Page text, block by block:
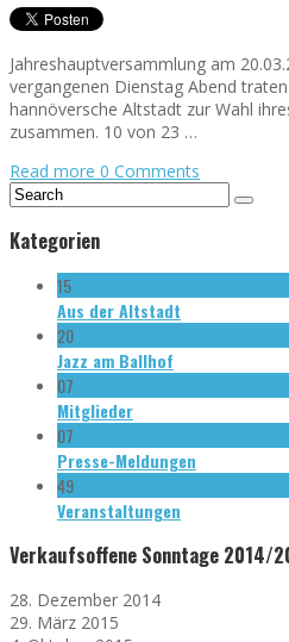
Jahreshauptversammlung am
vergangenen Dienstag Abend
hannöversche Altstadt zur Wahl
zusammen. 10 von 23 …
Read more 0 Comments
Kategorien
15
Aus der Altstadt
20
Jazz am Ballhof
07
Mitglieder
07
Presse-Meldungen
49
Veranstaltungen
Verkaufsoffene Sonntage 2014/
28. Dezember 2014
29. März 2015